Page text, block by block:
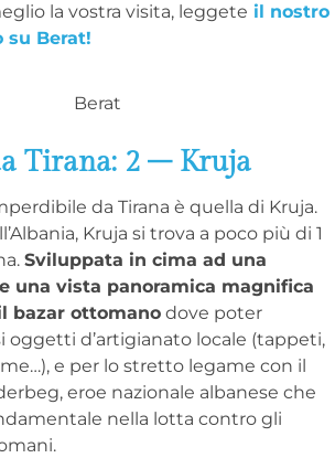
la vostra visita, leggete il nostro
su Berat!
Tirana: 2 – Kruja
da Tirana è quella di Kruja.
Kruja si trova a poco più di 1
Sviluppata in cima ad una
una vista panoramica magnifica
bazar ottomano dove poter
oggetti d’artigianato locale (tappeti,
e per lo stretto legame con il
eroe nazionale albanese che
nella lotta contro gli